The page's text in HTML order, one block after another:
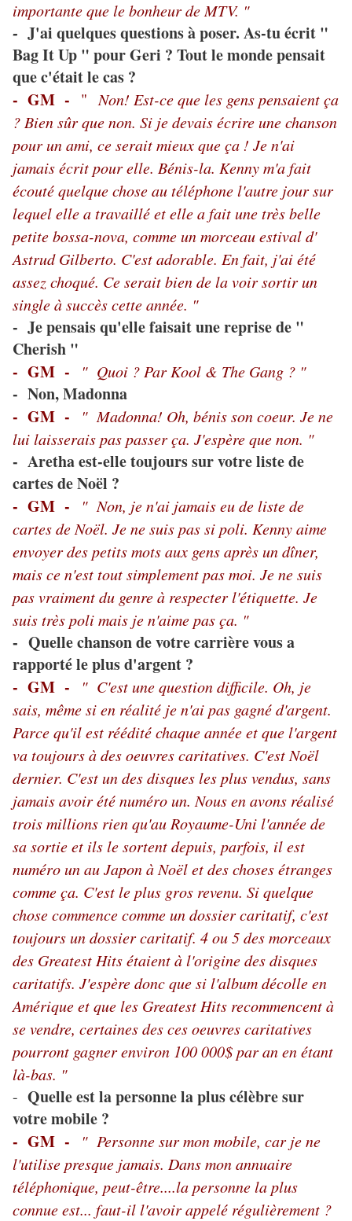
importante que le bonheur de MTV. "
- J'ai quelques questions à poser. As-tu écrit "
Bag It Up " pour Geri ? Tout le monde pensait
que c'était le cas ?
- GM - "Non! Est-ce que les gens pensaient ça
? Bien sûr que non. Si je devais écrire une chanson
pour un ami, ce serait mieux que ça ! Je n'ai
jamais écrit pour elle. Bénis-la. Kenny m'a fait
écouté quelque chose au téléphone l'autre jour sur
lequel elle a travaillé et elle a fait une très belle
petite bossa-nova, comme un morceau estival d'
Astrud Gilberto. C'est adorable. En fait, j'ai été
assez choqué. Ce serait bien de la voir sortir un
single à succès cette année. "
- Je pensais qu'elle faisait une reprise de "
Cherish "
- GM -
" Quoi ? Par Kool & The Gang ? "
- Non, Madonna
- GM -
" Madonna! Oh, bénis son coeur. Je ne
lui laisserais pas passer ça. J'espère que non. "
- Aretha est-elle toujours sur votre liste de
cartes de Noël ?
- GM -
" Non, je n'ai jamais eu de liste de
cartes de Noël. Je ne suis pas si poli. Kenny aime
envoyer des petits mots aux gens après un dîner,
mais ce n'est tout simplement pas moi. Je ne suis
pas vraiment du genre à respecter l'étiquette. Je
suis très poli mais je n'aime pas ça. "
-
Quelle chanson de votre carrière vous a
rapporté le plus d'argent ?
- GM -
" C'est une question difficile. Oh, je
sais, même si en réalité je n'ai pas gagné d'argent.
Parce qu'il est réédité chaque année et que l'argent
va toujours à des oeuvres caritatives. C'est Noël
dernier. C'est un des disques les plus vendus, sans
jamais avoir été numéro un. Nous en avons réalisé
trois millions rien qu'au Royaume-Uni l'année de
sa sortie et ils le sortent depuis, parfois, il est
numéro un au Japon à Noël et des choses étranges
comme ça. C'est le plus gros revenu. Si quelque
chose commence comme un dossier caritatif, c'est
toujours un dossier caritatif. 4 ou 5 des morceaux
des Greatest Hits étaient à l'origine des disques
caritatifs. J'espère donc que si l'album décolle en
Amérique et que les Greatest Hits recommencent à
se vendre, certaines des ces oeuvres caritatives
pourront gagner environ 100 000$ par an en étant
là-bas. "
- Quelle est la personne la plus célèbre sur
votre mobile ?
- GM -
" Personne sur mon mobile, car je ne
l'utilise presque jamais. Dans mon annuaire
téléphonique, peut-être....la personne la plus
connue est... faut-il l'avoir appelé régulièrement ?